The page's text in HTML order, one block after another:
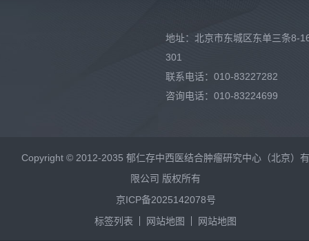
地址：北京市东城区东单三条8-
301
联系电话：010-83227282
咨询电话：010-83224699
Copyright © 2012-2035 郁仁存中西医结合肿瘤研究中心（北京）有
限公司 版权所有
京ICP备2025142078号
标签列表
网站地图 网站地图